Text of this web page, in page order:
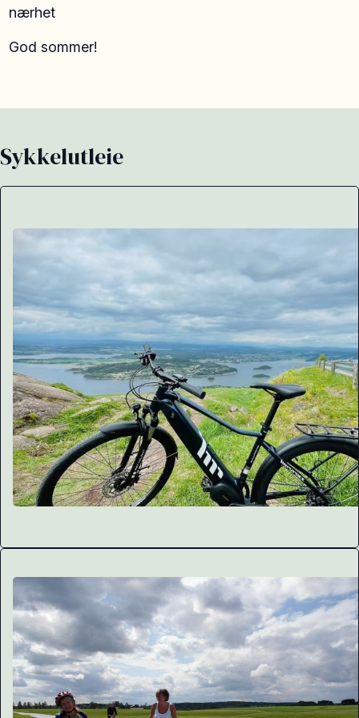
nærhet
God sommer!
Sykkelutleie